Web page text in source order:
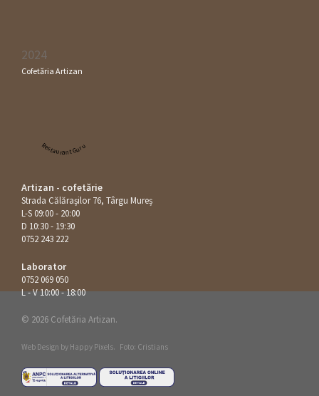
2024
Cofetăria Artizan
Restaurant Guru
Artizan - cofetărie
Strada Călăraşilor 76, Târgu Mureș
L-S 09:00 - 20:00
D 10:30 - 19:30
0752 243 222
Laborator
0752 069 050
L - V 10:00 - 18:00
© 2026 Cofetăria Artizan.
Web Design by Happy Pixels. Foto: Cristians